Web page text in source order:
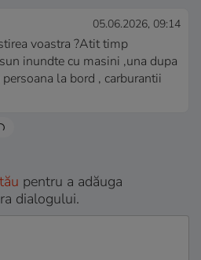
05.06.2026, 09:14
voastra ?Atit timp
inundte cu masini ,una dupa
la bord , carburantii
pentru a adăuga
dialogului.